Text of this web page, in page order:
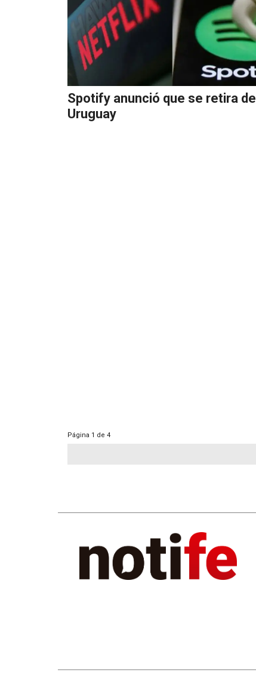
Spotify anunció que se retira de
Uruguay
Página 1 de 4